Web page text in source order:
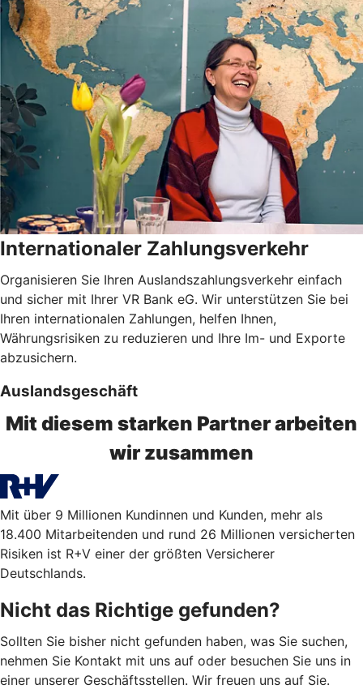
Internationaler Zahlungsverkehr
Organisieren Sie Ihren Auslandszahlungsverkehr einfach
und sicher mit Ihrer VR Bank eG. Wir unterstützen Sie bei
Ihren internationalen Zahlungen, helfen Ihnen,
Währungsrisiken zu reduzieren und Ihre Im- und Exporte
abzusichern.
Auslandsgeschäft
Mit diesem starken Partner arbeiten
wir zusammen
Mit über 9 Millionen Kundinnen und Kunden, mehr als
18.400 Mitarbeitenden und rund 26 Millionen versicherten
Risiken ist R+V einer der größten Versicherer
Deutschlands.
Nicht das Richtige gefunden?
Sollten Sie bisher nicht gefunden haben, was Sie suchen,
nehmen Sie Kontakt mit uns auf oder besuchen Sie uns in
einer unserer Geschäftsstellen. Wir freuen uns auf Sie.